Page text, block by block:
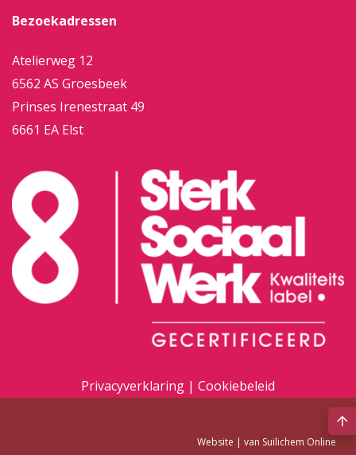
Bezoekadressen
Atelierweg 12
6562 AS Groesbeek
Prinses Irenestraat 49
6661 EA Elst
Privacyverklaring | Cookiebeleid
Website | van Suilichem Online